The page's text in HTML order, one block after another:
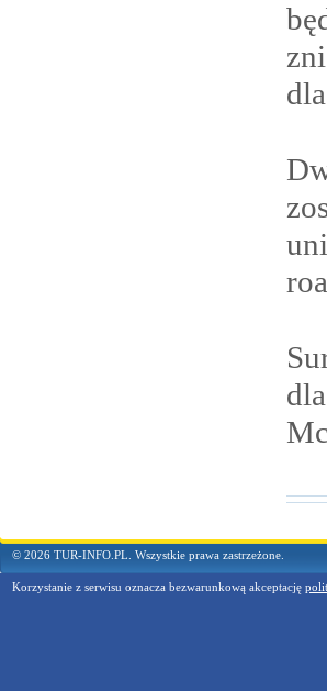
dla
dla
© 2026 TUR-INFO.PL. Wszystkie prawa zastrzeżone.
Korzystanie z serwisu oznacza bezwarunkową akceptację